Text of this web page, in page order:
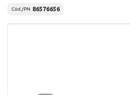
Cód./PN 86576656